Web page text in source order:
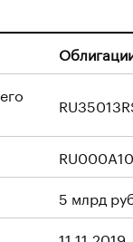
5 млрд